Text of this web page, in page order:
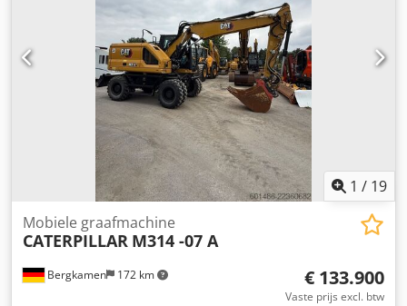
Breekkracht: 103 kN Rijsnelheid: tot 37 km/u Banden:
10.00-20 CE-conform: ja EPA-gekeurd Driedelig hefboom
Extra hydraulische leidingen Hydraulische snelkoppeling
Inclusief graafbak Hydraulische grijper Plaat egaliseerblad
aanwezig: ja Centrale smering aanwezig Afmetingen:
Lengte: 8250 Breedte: 2550 Hoogte: 3280 Dedpfx Anozrv
Ureveck Gewicht: 15320 kg Staat: Gebruikssporen,
handrem defect, olielekkage aan de onderkant van de
1 / 19
Bergkamen 172 km
Mobiele graafmachine
CATERPILLAR M314 -07 A
€ 133.900
Vaste prijs excl. btw